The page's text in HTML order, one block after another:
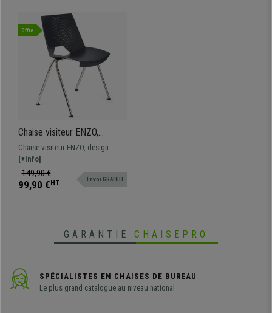
Offre
Chaise visiteur ENZO,
Commode et Pratique,
Empilable, Gris
Chaise visiteur ENZO, design
spectaculaire pour donner une
touche moderne aux salles
d'attente de conférences.
[+Info]
149,90 €
99,90 € HT Envoi GRATUIT
GARANTIE CHAISEPRO
SPÉCIALISTES EN CHAISES DE BUREAU
Le plus grand catalogue au niveau national